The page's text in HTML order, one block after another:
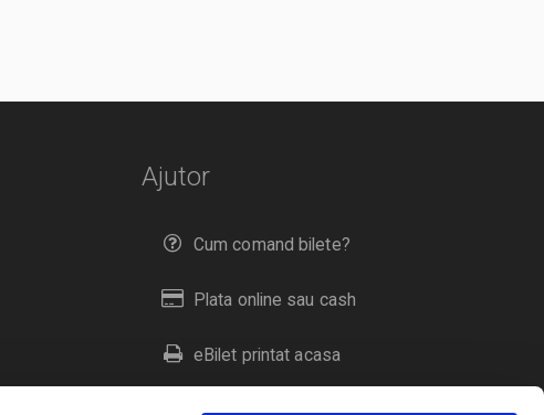
Ajutor
Cum comand bilete?
Plata online sau cash
eBilet printat acasa
Livrare prin curier